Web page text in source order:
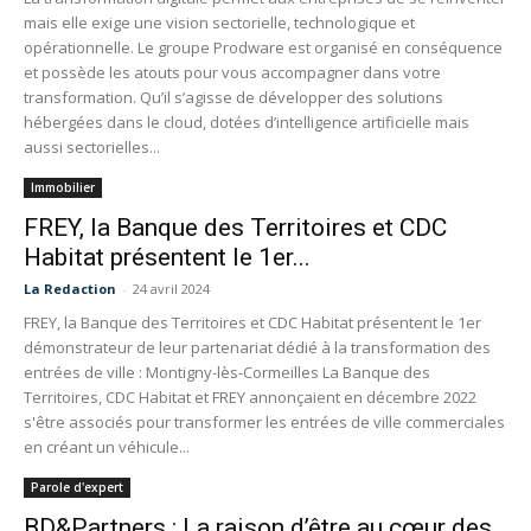
mais elle exige une vision sectorielle, technologique et
opérationnelle. Le groupe Prodware est organisé en conséquence
et possède les atouts pour vous accompagner dans votre
transformation. Qu’il s’agisse de développer des solutions
hébergées dans le cloud, dotées d’intelligence artificielle mais
aussi sectorielles...
Immobilier
FREY, la Banque des Territoires et CDC
Habitat présentent le 1er...
La Redaction - 24 avril 2024
FREY, la Banque des Territoires et CDC Habitat présentent le 1er
démonstrateur de leur partenariat dédié à la transformation des
entrées de ville : Montigny-lès-Cormeilles La Banque des
Territoires, CDC Habitat et FREY annonçaient en décembre 2022
s'être associés pour transformer les entrées de ville commerciales
en créant un véhicule...
Parole d'expert